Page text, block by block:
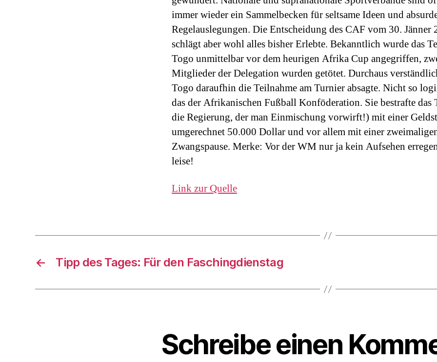
immer wieder ein Sammelbecken für seltsame Ideen und
Regelauslegungen. Die Entscheidung des CAF vom 30. Jänner
schlägt aber wohl alles bisher Erlebte. Bekanntlich wurde das
Togo unmittelbar vor dem heurigen Afrika Cup angegriffen,
Mitglieder der Delegation wurden getötet. Durchaus
Togo daraufhin die Teilnahme am Turnier absagte. Nicht so
das der Afrikanischen Fußball Konföderation. Sie bestrafte das
die Regierung, der man Einmischung vorwirft!) mit einer
umgerechnet 50.000 Dollar und vor allem mit einer
Zwangspause. Merke: Vor der WM nur ja kein Aufsehen
leise!
Link zur Quelle
← Tipp des Tages: Für den Faschingdienstag
Schreibe einen